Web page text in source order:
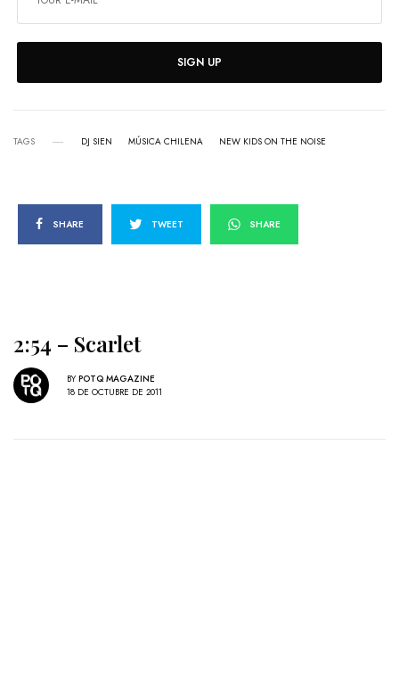
SIGN UP
TAGS DJ SIEN MÚSICA CHILENA NEW KIDS ON THE NOISE
SHARE TWEET SHARE
2:54 – Scarlet
BY POTQ MAGAZINE
18 DE OCTUBRE DE 2011